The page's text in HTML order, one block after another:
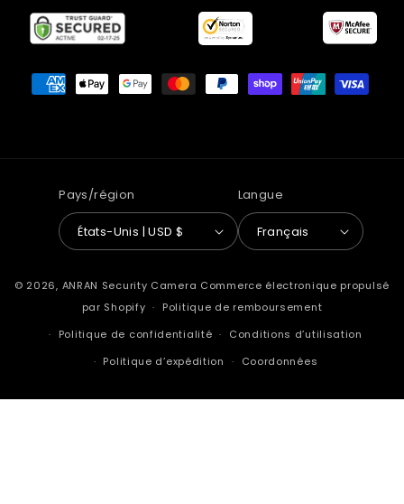
Pays/région
États-Unis | USD $
Langue
Français
© 2026, ANRAN Security Camera Commerce électronique propulsé
par Shopify
Politique de remboursement
Politique de confidentialité
Conditions d’utilisation
Politique d’expédition
Coordonnées